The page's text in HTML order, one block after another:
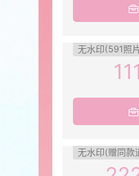
无水印(591照
无水印(赠同款